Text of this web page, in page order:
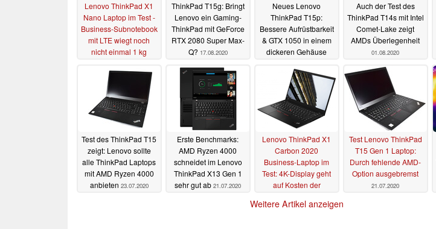
Lenovo ThinkPad X1
Nano Laptop im Test -
Business-Subnotebook
mit LTE wiegt noch
nicht einmal 1 kg
ThinkPad T15g: Bringt
Lenovo ein Gaming-
ThinkPad mit GeForce
RTX 2080 Super Max-
Q? 17.08.2020
Neues Lenovo
ThinkPad T15p:
Bessere Aufrüstbarkeit
& GTX 1050 in einem
dickeren Gehäuse
Auch der Test des
ThinkPad T14s mit Intel
Comet-Lake zeigt
AMDs Überlegenheit
01.08.2020
Test des ThinkPad T15
zeigt: Lenovo sollte
alle ThinkPad Laptops
mit AMD Ryzen 4000
anbieten 23.07.2020
Erste Benchmarks:
AMD Ryzen 4000
schneidet im Lenovo
ThinkPad X13 Gen 1
sehr gut ab 21.07.2020
Lenovo ThinkPad X1
Carbon 2020
Business-Laptop im
Test: 4K-Display geht
auf Kosten der
Test Lenovo ThinkPad
T15 Gen 1 Laptop:
Durch fehlende AMD-
Option ausgebremst
21.07.2020
Weitere Artikel anzeigen